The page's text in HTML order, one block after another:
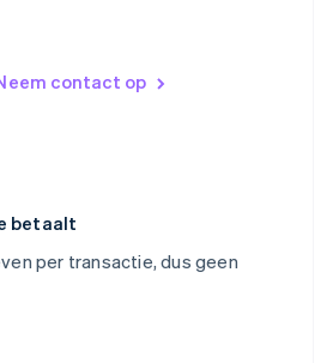
contact op
betaalt
per transactie, dus geen